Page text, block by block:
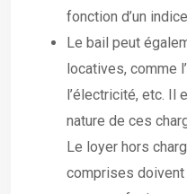
fonction d’un
Le bail peut
locatives, comme
l’électricité, etc. Il
nature de ces
Le loyer hors
comprises